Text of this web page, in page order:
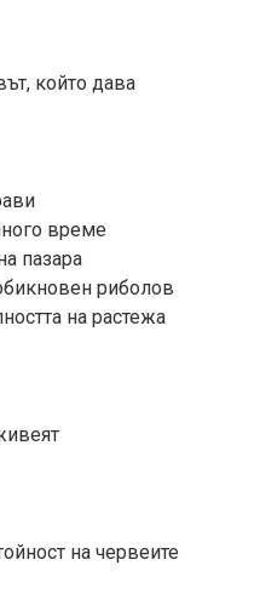
който дава
време
пазара
риболов
на растежа
на червеите